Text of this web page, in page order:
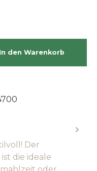
In den Warenkorb
Der
die ideale